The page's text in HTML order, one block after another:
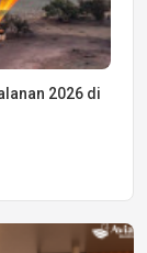
2026 di